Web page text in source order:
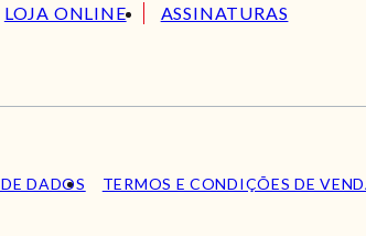
LOJA ONLINE ASSINATURAS
DADOS TERMOS E CONDIÇÕES DE